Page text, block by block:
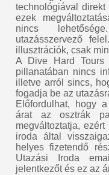
technológiával
ezek
nincs
utazásszervező
illusztrációk, csak
A Dive Hard Tours
pillanatában nincs
illetve arról sincs,
fogadja be az
Előfordulhat, hogy
árat az osztrák
megváltoztatja,
iroda által
helyes fizetendő
Utazási Iroda
jelentkezőt és ez az